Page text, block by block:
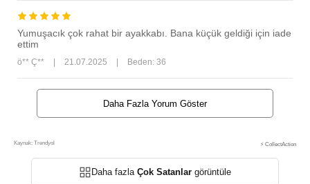
Yumuşacık çok rahat bir ayakkabı. Bana küçük geldiği için iade
ettim
ö** Ç** 21.07.2025 Beden: 36
Daha Fazla Yorum Göster
Kaynak: Trendyol ⚡ CollectAction
Daha fazla Çok Satanlargörüntüle